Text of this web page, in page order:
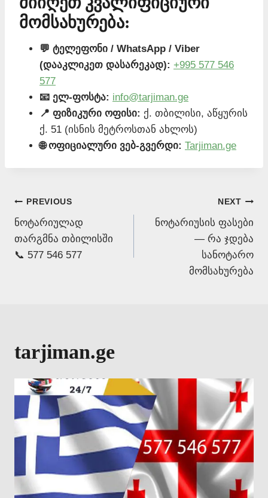
მომსახურება:
💬 ტელეფონი / WhatsApp / Viber
(დააკლიკეთ დასარეკად): +995 577 546
577
📧 ელ-ფოსტა: info@tarjiman.ge
📍 ფიზიკური ოფისი: ქ. თბილისი, აწყურის
ქ. 51 (ისნის მეტროსთან ახლოს)
🌐 ოფიციალური ვებ-გვერდი: Tarjiman.ge
Post
navigation
PREVIOUS
ნოტარიულად
თარგმნა თბილისში
📞 577 546 577
NEXT
ნოტარიუსის ფასები
— რა ჯდება
სანოტარო
მომსახურება
tarjiman.ge